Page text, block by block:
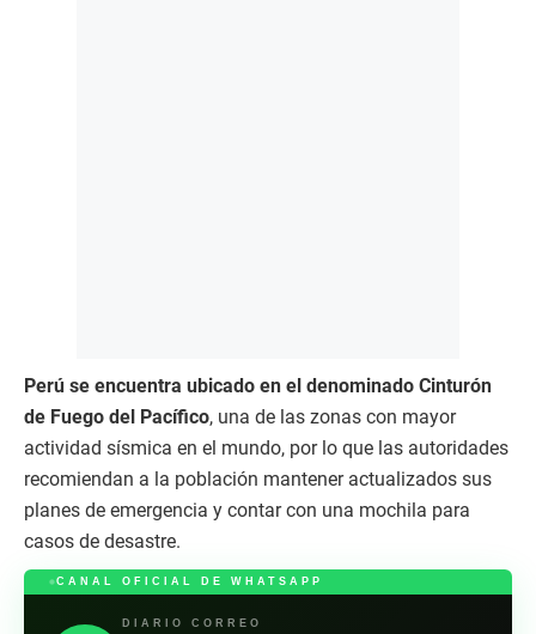
Perú se encuentra ubicado en el denominado Cinturón
de Fuego del Pacífico, una de las zonas con mayor
actividad sísmica en el mundo, por lo que las autoridades
recomiendan a la población mantener actualizados sus
planes de emergencia y contar con una mochila para
casos de desastre.
CANAL OFICIAL DE WHATSAPP
DIARIO CORREO